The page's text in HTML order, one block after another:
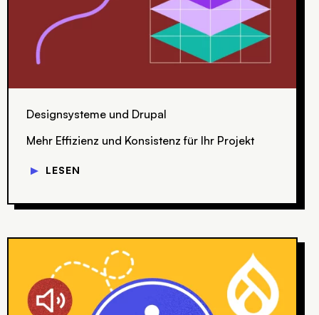
Designsysteme und Drupal
Mehr Effizienz und Konsistenz für Ihr Projekt
▼ LESEN